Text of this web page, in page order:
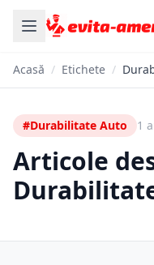
Acasă / Etichete /
#Durabilitate Auto 1
Articole